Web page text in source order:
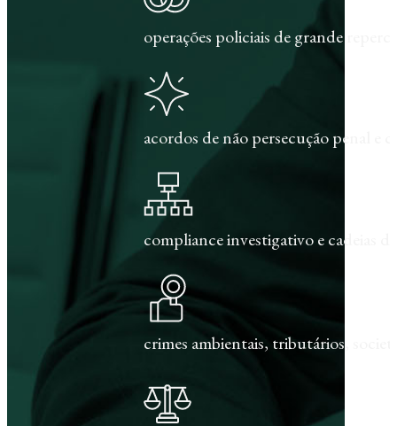
operações policiais de grande
acordos de não persecução penal e
compliance investigativo e cadeias
crimes ambientais, tributários,